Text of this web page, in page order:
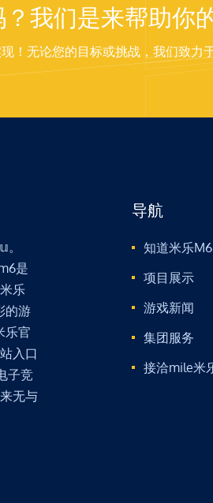
我们是来帮助你
！无论您的目标或挑战，我们致力
是
乐
的游
乐官
入口
子竞
无与
导航
知道米乐M6
项目展示
游戏新闻
集团服务
接洽mile米